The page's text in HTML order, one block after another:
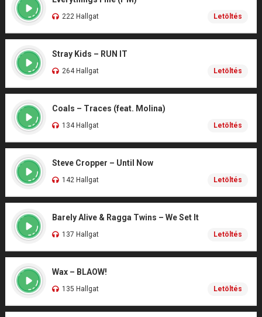
222 Hallgat Letöltés
Stray Kids – RUN IT
264 Hallgat Letöltés
Coals – Traces (feat. Molina)
134 Hallgat Letöltés
Steve Cropper – Until Now
142 Hallgat Letöltés
Barely Alive & Ragga Twins – We Set It
137 Hallgat Letöltés
Wax – BLAOW!
135 Hallgat Letöltés